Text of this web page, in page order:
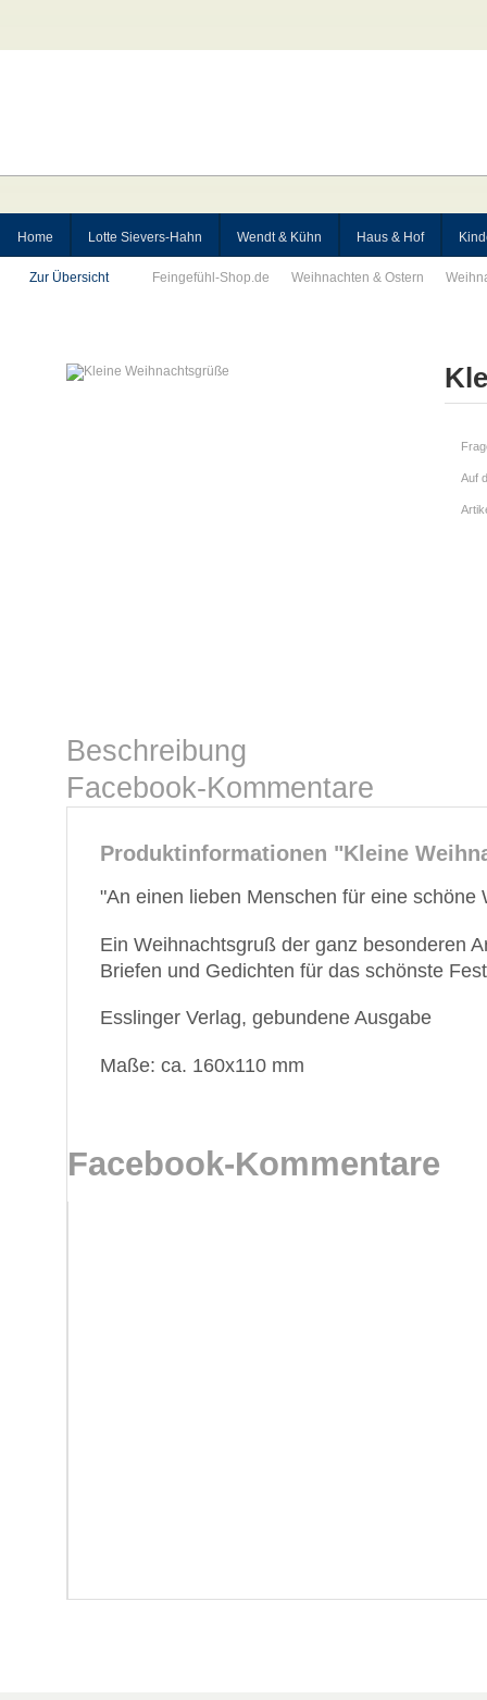
Home Lotte Sievers-Hahn Wendt & Kühn Haus & Hof
Zur Übersicht Feingefühl-Shop.de Weihnachten & Ostern
Auf
Beschreibung
Facebook-Kommentare
Produktinformationen "Kleine
"An einen lieben Menschen für eine schöne
Ein Weihnachtsgruß der ganz besonderen
Briefen und Gedichten für das schönste
Esslinger Verlag, gebundene Ausgabe
Maße: ca. 160x110 mm
Facebook-Kommentare